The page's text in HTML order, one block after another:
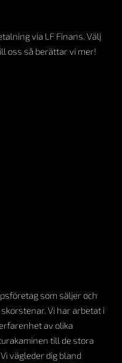
som säljer och
Vi har arbetat i
av olika
till de stora
vägleder dig bland
via LF Finans. Välj
oss så berättar vi mer!